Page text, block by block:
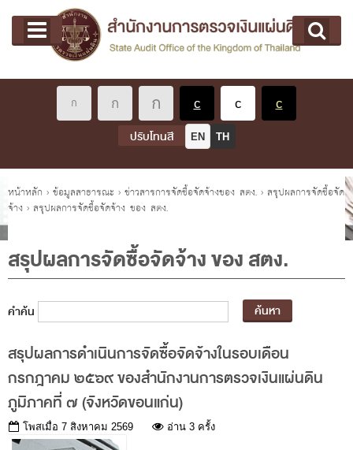
Main menu
หน้าแรก
เกี่ยวกับ คตง.
นโยบายการตรวจเงินแผ่นดิน
หลักเกณฑ์มาตรฐานเกี่ยวกับการตรวจเงินแผ่นดิน
ผู้ว่าการตรวจเงินแผ่นดิน
การบริหารและพัฒนาทรัพยากรบุคคล
ประวัติสำนักงานการตรวจเงินแผ่นดิน
พรป. ว่าด้วยการตรวจเงินแผ่นดิน พ.ศ. 2561
แผนปฏิบัติราชการ ระยะ 5 ปี (พ.ศ. 2566 - 2570)
พระราชดำรัส รัชกาลที่ 9
ผู้บริหารสำนักงานการตรวจเงินแผ่นดิน
รองผู้ว่าการตรวจเงินแผ่นดิน
ผู้ตรวจเงินแผ่นดิน (สตภ.1-15)
ปรับโทนสี EN TH
คุณอยู่ที่
หน้าหลัก › ข้อมูลสาธารณะ › ข่าวสารการจัดซื้อจัดจ้างของ สตง. › สรุปผลการจัดซื้อจัด
จ้าง › สรุปผลการจัดซื้อจัดจ้าง ของ สตง.
สรุปผลการจัดซื้อจัดจ้าง ของ สตง.
คำค้น
สรุปผลการดำเนินการจัดซื้อจัดจ้างในรอบเดือน
กรกฎาคม ๒๕๖๙ ของสำนักงานการตรวจเงินแผ่นดิน
ภูมิภาคที่ ๗ (จังหวัดขอนแก่น)
โพสเมื่อ 7 สิงหาคม 2569 อ่าน 3 ครั้ง